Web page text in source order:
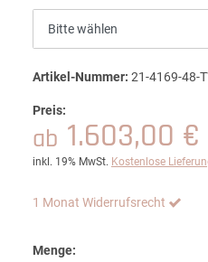
Artikel-Nummer: 21-4169-48-
Preis:
ab 1.603,00 €
inkl. 19% MwSt. Kostenlose
1 Monat Widerrufsrecht
Menge: